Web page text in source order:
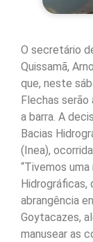
O secretário
Quissamã,
que, neste
Flechas
a barra. A
Bacias
(Inea),
“Tivemos
Hidrográficas,
abrangência
Goytacazes,
manusear as